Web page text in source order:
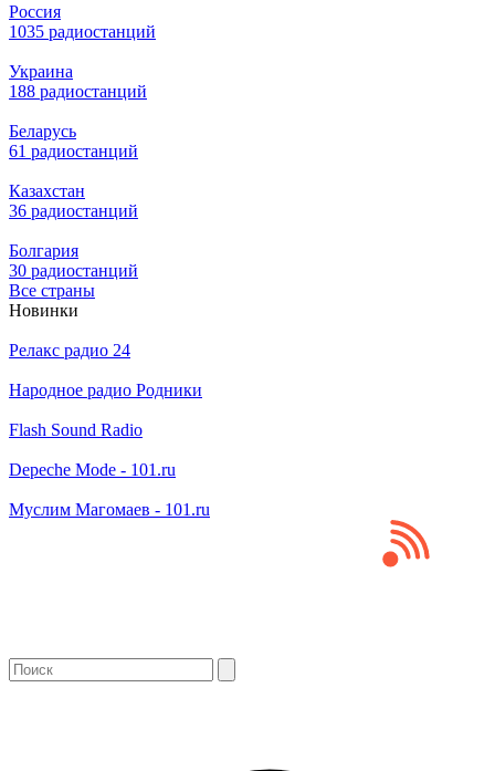
Россия
1035 радиостанций
Украина
188 радиостанций
Беларусь
61 радиостанций
Казахстан
36 радиостанций
Болгария
30 радиостанций
Все страны
Новинки
Релакс радио 24
Народное радио Родники
Flash Sound Radio
Depeche Mode - 101.ru
Муслим Магомаев - 101.ru